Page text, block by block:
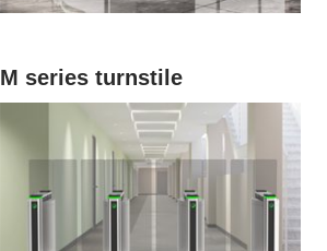
M series turnstile